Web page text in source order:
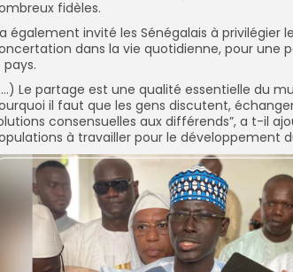
fidèles.
également invité les Sénégalais à privilégier
dans la vie quotidienne, pour une
pays.
Le partage est une qualité essentielle du
il faut que les gens discutent,
consensuelles aux différends”, a t-il
à travailler pour le développement